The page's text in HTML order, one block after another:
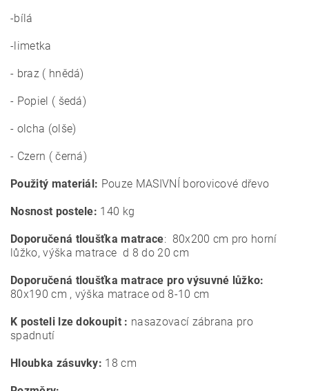
-bílá
-limetka
- braz ( hnědá)
- Popiel ( šedá)
- olcha (olše)
- Czern ( černá)
Použitý materiál: Pouze MASIVNÍ borovicové dřevo
Nosnost postele: 140 kg
Doporučená tloušťka matrace: 80x200 cm pro horní
lůžko, výška matrace d 8 do 20 cm
Doporučená tloušťka matrace pro výsuvné lůžko:
80x190 cm , výška matrace od 8-10 cm
K posteli lze dokoupit : nasazovací zábrana pro
spadnutí
Hloubka zásuvky: 18 cm